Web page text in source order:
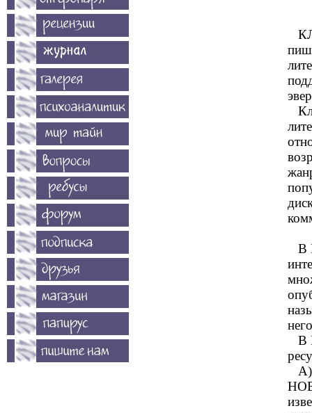
В
В
А)